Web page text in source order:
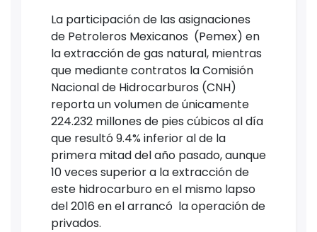
La participación de las asignaciones
de Petroleros Mexicanos (Pemex) en
la extracción de gas natural, mientras
que mediante contratos la Comisión
Nacional de Hidrocarburos (CNH)
reporta un volumen de únicamente
224.232 millones de pies cúbicos al día
que resultó 9.4% inferior al de la
primera mitad del año pasado, aunque
10 veces superior a la extracción de
este hidrocarburo en el mismo lapso
del 2016 en el arrancó la operación de
privados.